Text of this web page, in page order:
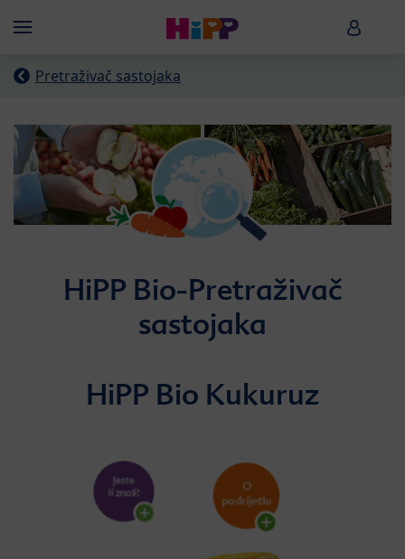
Menü HiPP
Pretraživač sastojaka
HiPP Bio-Pretraživač
sastojaka
HiPP Bio Kukuruz